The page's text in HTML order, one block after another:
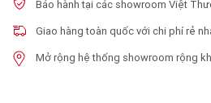
Bảo hành tại các showroom Việt
Giao hàng toàn quốc với chi phí rẻ
Mở rộng hệ thống showroom rộng